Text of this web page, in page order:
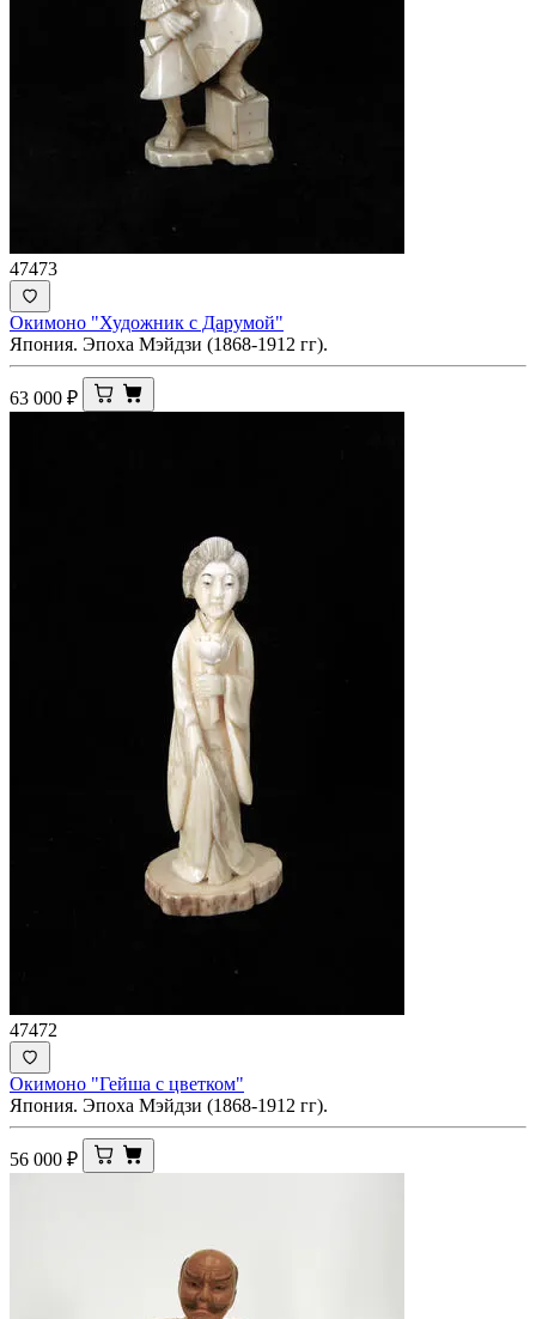
47473
Окимоно "Художник с Дарумой"
Япония. Эпоха Мэйдзи (1868-1912 гг).
63 000 ₽
47472
Окимоно "Гейша с цветком"
Япония. Эпоха Мэйдзи (1868-1912 гг).
56 000 ₽